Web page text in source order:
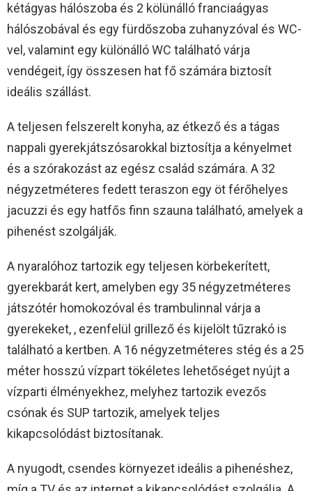
kétágyas hálószoba és 2 kölünálló franciaágyas
hálószobával és egy fürdőszoba zuhanyzóval és WC-
vel, valamint egy különálló WC található várja
vendégeit, így összesen hat fő számára biztosít
ideális szállást.
A teljesen felszerelt konyha, az étkező és a tágas
nappali gyerekjátszósarokkal biztosítja a kényelmet
és a szórakozást az egész család számára. A 32
négyzetméteres fedett teraszon egy öt férőhelyes
jacuzzi és egy hatfős finn szauna található, amelyek a
pihenést szolgálják.
A nyaralóhoz tartozik egy teljesen körbekerített,
gyerekbarát kert, amelyben egy 35 négyzetméteres
játszótér homokozóval és trambulinnal várja a
gyerekeket, , ezenfelül grillező és kijelölt tűzrakó is
található a kertben. A 16 négyzetméteres stég és a 25
méter hosszú vízpart tökéletes lehetőséget nyújt a
vízparti élményekhez, melyhez tartozik evezős
csónak és SUP tartozik, amelyek teljes
kikapcsolódást biztosítanak.
A nyugodt, csendes környezet ideális a pihenéshez,